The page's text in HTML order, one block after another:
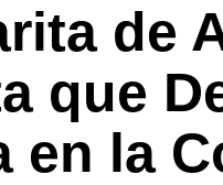
de
que
en la